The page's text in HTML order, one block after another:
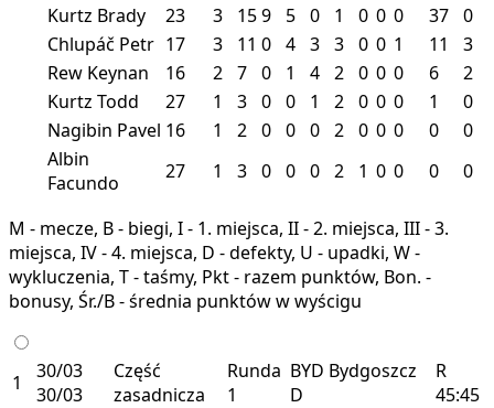
Kurtz Brady
23 3 159 5 0 1 0 0 0 37 0
Chlupáč Petr 17 3 11 0 4 3 3 0 0 1 11
3
Rew Keynan
16 2 7 0 1 4 2 0 0 0 6
2
Kurtz Todd
27 1 3 0 0 1 2 0 0 0 1
0
Nagibin Pavel 16 1 2 0 0 0 2 0 0 0 0
0
Albin
Facundo
27 1 3 0 0 0 2 1 0 0 0 0
M - mecze, B - biegi, I - 1. miejsca, II - 2. miejsca, III - 3.
miejsca, IV - 4. miejsca, D - defekty, U - upadki, W -
wykluczenia, T - taśmy, Pkt - razem punktów, Bon. -
bonusy, Śr./B - średnia punktów w wyścigu
1
30/03
30/03
Część
zasadnicza
Runda
1
BYD Bydgoszcz
D
R
45:45